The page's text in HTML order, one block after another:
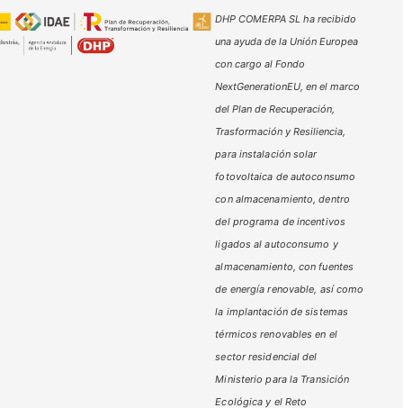
DHP COMERPA SL ha recibido
una ayuda de la Unión Europea
con cargo al Fondo
NextGenerationEU, en el marco
del Plan de Recuperación,
Trasformación y Resiliencia,
para instalación solar
fotovoltaica de autoconsumo
con almacenamiento, dentro
del programa de incentivos
ligados al autoconsumo y
almacenamiento, con fuentes
de energía renovable, así como
la implantación de sistemas
térmicos renovables en el
sector residencial del
Ministerio para la Transición
Ecológica y el Reto